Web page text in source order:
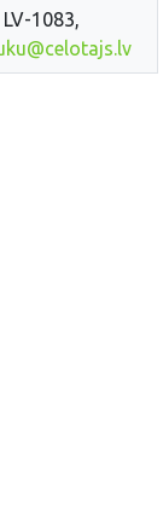
1083,